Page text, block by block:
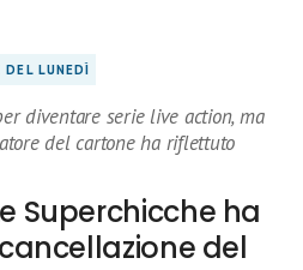
LUNEDÌ
diventare serie live action, ma
del cartone ha riflettuto
Superchicche ha
del